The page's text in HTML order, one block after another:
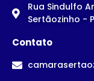
Rua Sindulfo
Sertãozinho -
Contato